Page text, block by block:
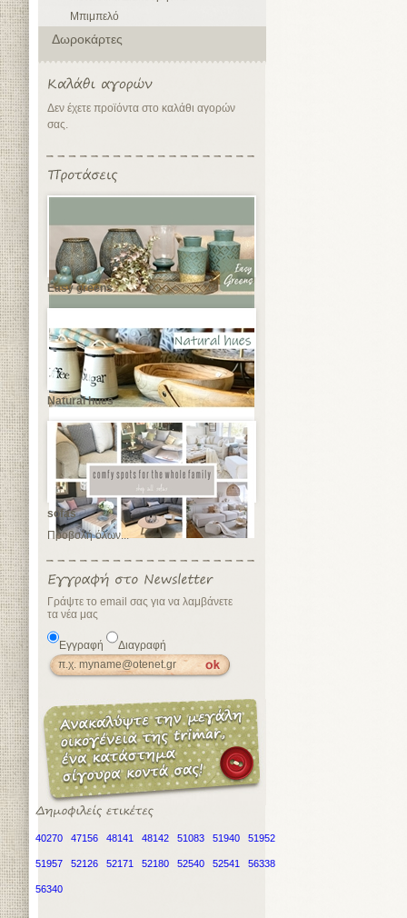
Μπιμπελό
Δωροκάρτες
Δεν έχετε προϊόντα στο καλάθι αγορών
σας.
Easy greens
Natural hues
sofas
Προβολή όλων...
Γράψτε το email σας για να λαμβάνετε
τα νέα μας
Εγγραφή Διαγραφή
40270 47156 48141 48142 51083 51940 51952
51957 52126 52171 52180 52540 52541 56338
56340